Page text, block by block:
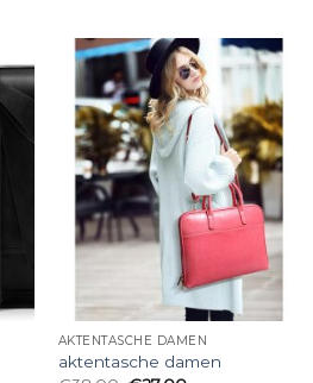
AKTENTASCHE DAMEN
aktentasche damen